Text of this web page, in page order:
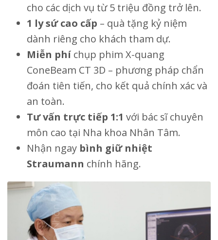
cho các dịch vụ từ 5 triệu đồng trở lên.
1 ly sứ cao cấp – quà tặng kỷ niệm
dành riêng cho khách tham dự.
Miễn phí chụp phim X-quang
ConeBeam CT 3D – phương pháp chẩn
đoán tiên tiến, cho kết quả chính xác và
an toàn.
Tư vấn trực tiếp 1:1 với bác sĩ chuyên
môn cao tại Nha khoa Nhân Tâm.
Nhận ngay bình giữ nhiệt
Straumann chính hãng.